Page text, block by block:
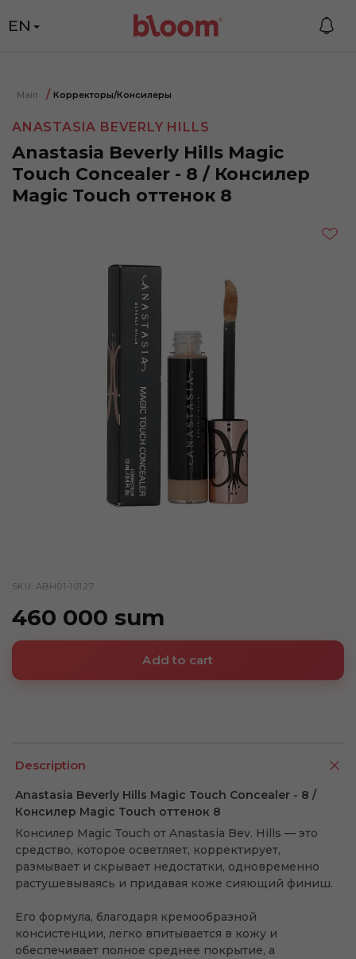
EN
Main Корректоры/Консилеры
ANASTASIA BEVERLY HILLS
Anastasia Beverly Hills Magic
Touch Concealer - 8 / Консилер
Magic Touch оттенок 8
SKU: ABH01-10127
460 000 sum
Add to cart
Description
Anastasia Beverly Hills Magic Touch Concealer - 8 /
Консилер Magic Touch оттенок 8
Консилер Magic Touch от Anastasia Bev. Hills — это
средство, которое осветляет, корректирует,
размывает и скрывает недостатки, одновременно
растушевываясь и придавая коже сияющий финиш.
Его формула, благодаря кремообразной
консистенции, легко впитывается в кожу и
обеспечивает полное среднее покрытие, а